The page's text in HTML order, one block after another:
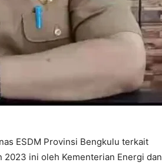
ESDM Provinsi Bengkulu terkait
2023 ini oleh Kementerian Energi dan